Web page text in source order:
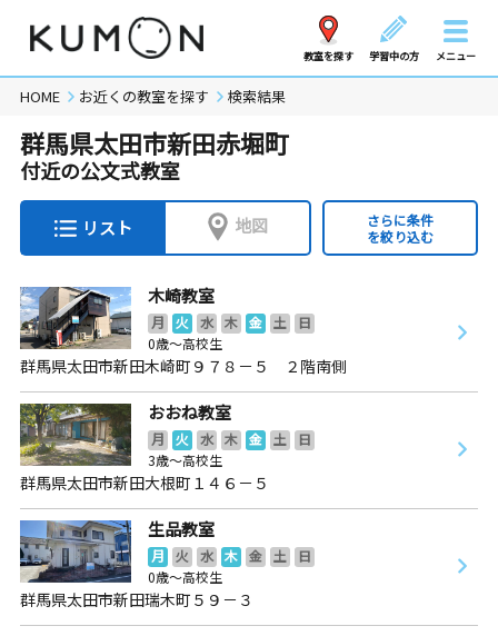
教室を探す 学習中の方 メニュー
HOME お近くの教室を探す 検索結果
群馬県太田市新田赤堀町
付近の公文式教室
リスト 地図
さらに条件
を絞り込む
木崎教室
月 火 水 木 金 土
日
0歳～高校生
群馬県太田市新田木崎町９７８－５ ２階南側
おおね教室
月 火 水 木 金 土
日
3歳～高校生
群馬県太田市新田大根町１４６－５
生品教室
月 火 水 木 金 土
日
0歳～高校生
群馬県太田市新田瑞木町５９－３